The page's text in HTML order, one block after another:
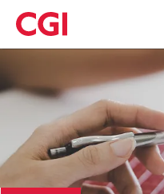
Skip
to
main